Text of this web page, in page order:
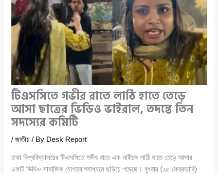
টিএসসিতে গভীর রাতে লাঠি হাতে তেড়ে
আসা ছাত্রের ভিডিও ভাইরাল, তদন্তে তিন
সদস্যের কমিটি
/জাতীয় / By Desk Report
ঢাকা বিশ্ববিদ্যালয়ের টিএসসিতে গভীর রাতে এক নারীকে লাঠি হাতে তেড়ে আসার
একটি ভিডিও সামাজিক যোগাযোগমাধ্যমে ছড়িয়ে পড়েছে। বুধবার (২৫ ফেব্রুয়ারি)